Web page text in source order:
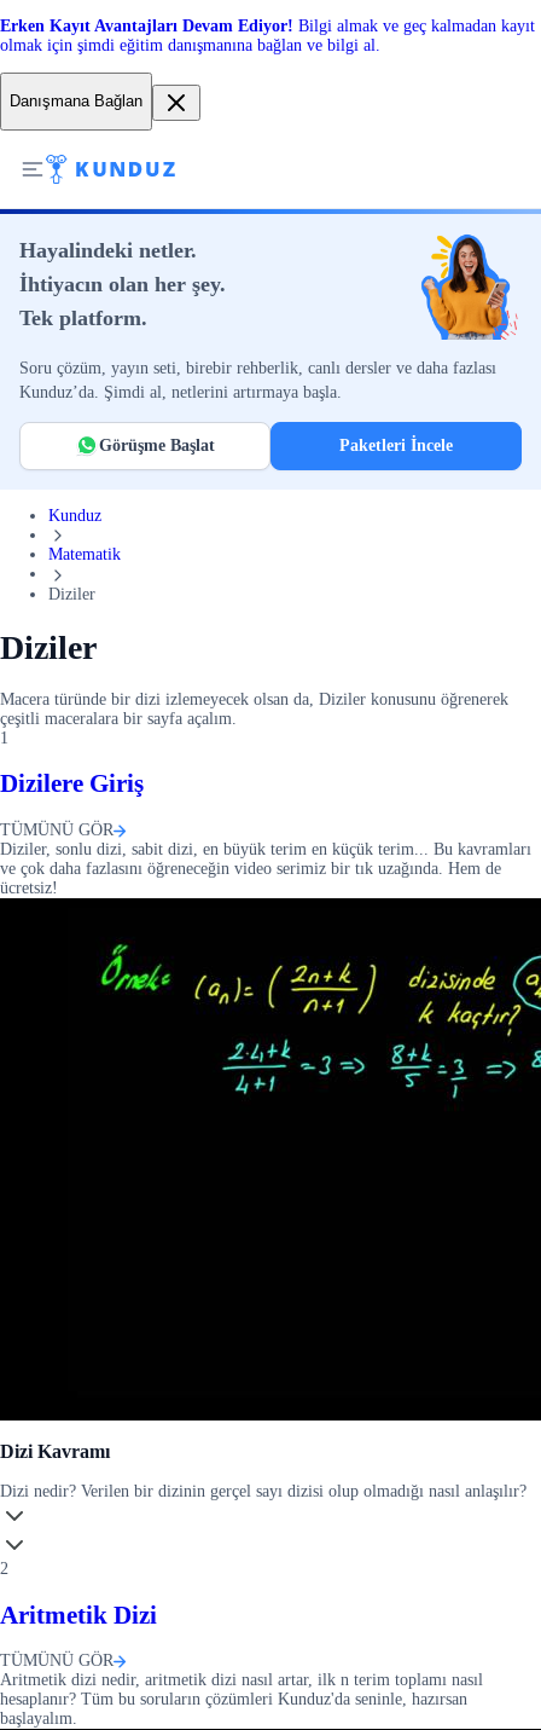
Erken Kayıt Avantajları Devam Ediyor! Bilgi almak ve geç kalmadan kayıt
olmak için şimdi eğitim danışmanına bağlan ve bilgi al.
Danışmana Bağlan
Hayalindeki netler.
İhtiyacın olan her şey.
Tek platform.
Soru çözüm, yayın seti, birebir rehberlik, canlı dersler ve daha fazlası
Kunduz’da. Şimdi al, netlerini artırmaya başla.
Görüşme Başlat Paketleri İncele
Kunduz
Matematik
Diziler
Diziler
Macera türünde bir dizi izlemeyecek olsan da, Diziler konusunu öğrenerek
çeşitli maceralara bir sayfa açalım.
1
Dizilere Giriş
TÜMÜNÜ GÖR
Diziler, sonlu dizi, sabit dizi, en büyük terim en küçük terim... Bu kavramları
ve çok daha fazlasını öğreneceğin video serimiz bir tık uzağında. Hem de
ücretsiz!
Dizi Kavramı
Dizi nedir? Verilen bir dizinin gerçel sayı dizisi olup olmadığı nasıl anlaşılır?
2
Aritmetik Dizi
TÜMÜNÜ GÖR
Aritmetik dizi nedir, aritmetik dizi nasıl artar, ilk n terim toplamı nasıl
hesaplanır? Tüm bu soruların çözümleri Kunduz'da seninle, hazırsan
başlayalım.